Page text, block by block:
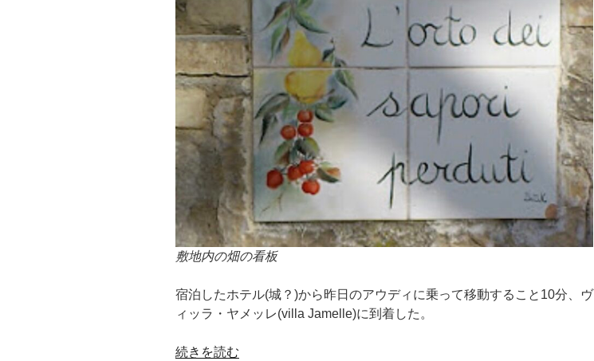
敷地内の畑の看板
宿泊したホテル(城？)から昨日のアウディに乗って移動すること10分、ヴ
ィッラ・ヤメッレ(villa Jamelle)に到着した。
“[イ
続きを読む